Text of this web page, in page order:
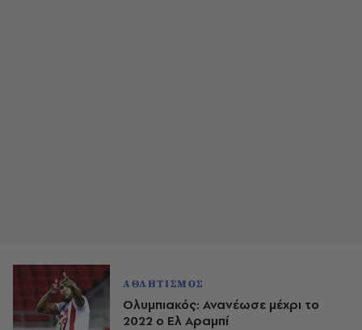
ΑΘΛΗΤΙΣΜΟΣ
Ολυμπιακός: Ανανέωσε μέχρι το
2022 ο Ελ Αραμπί